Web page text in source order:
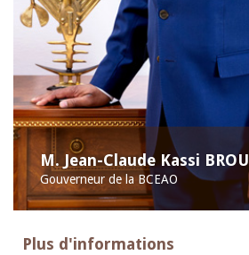
M. Jean-Claude Kassi BROU
Gouverneur de la BCEAO
Plus d'informations